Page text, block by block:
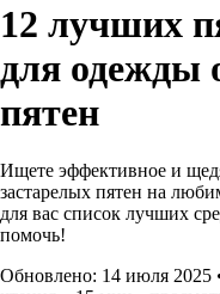
12 лучших
для одежды
пятен
Ищете эффективное и
застарелых пятен на
для вас список лучших
помочь!
Обновлено: 14 июля 2025